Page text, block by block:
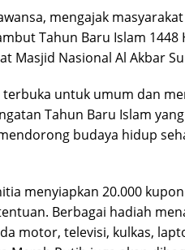
mengajak
Tahun Baru Islam 1448
Masjid Nasional Al Akbar
terbuka untuk umum dan
Tahun Baru Islam
budaya hidup
menyiapkan 20.000
Berbagai hadiah
motor, televisi, kulkas,